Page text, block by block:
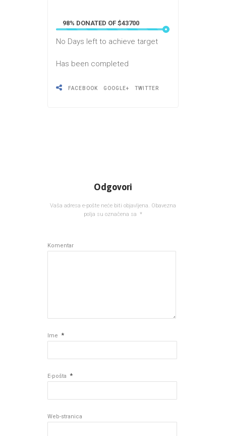
98% DONATED OF $43700
No Days left to achieve target
Has been completed
FACEBOOK GOOGLE+ TWITTER
Odgovori
Vaša adresa e-pošte neće biti objavljena. Obavezna
polja su označena sa *
Komentar
Ime *
E-pošta *
Web-stranica